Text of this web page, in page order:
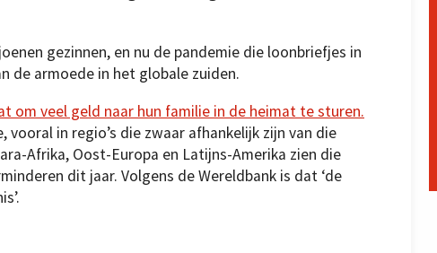
gezinnen, en nu de pandemie die loonbriefjes in
de armoede in het globale zuiden.
om veel geld naar hun familie in de heimat te sturen.
in regio’s die zwaar afhankelijk zijn van die
Afrika, Oost-Europa en Latijns-Amerika zien die
dit jaar. Volgens de Wereldbank is dat ‘de